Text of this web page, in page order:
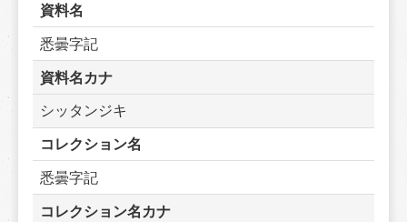
資料名
悉曇字記
資料名カナ
シッタンジキ
コレクション名
悉曇字記
コレクション名カナ